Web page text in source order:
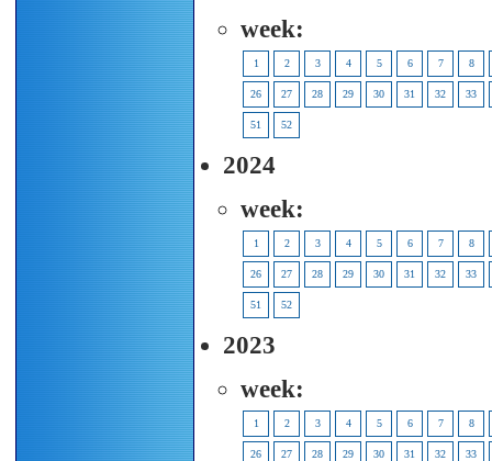
week:
1 2 3 4 5 6 7 8
26 27 28 29 30 31 32 33
51 52
2024
week:
1 2 3 4 5 6 7 8
26 27 28 29 30 31 32 33
51 52
2023
week:
1 2 3 4 5 6 7 8
26 27 28 29 30 31 32 33